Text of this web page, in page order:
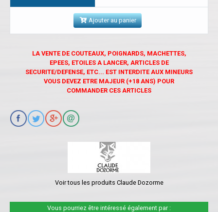
Ajouter au panier
LA VENTE DE COUTEAUX, POIGNARDS, MACHETTES,
EPEES, ETOILES A LANCER, ARTICLES DE
SECURITE/DEFENSE, ETC... EST INTERDITE AUX MINEURS
VOUS DEVEZ ETRE MAJEUR (+18 ANS) POUR
COMMANDER CES ARTICLES
Voir tous les produits Claude Dozorme
Vous pourriez être intéressé également par :